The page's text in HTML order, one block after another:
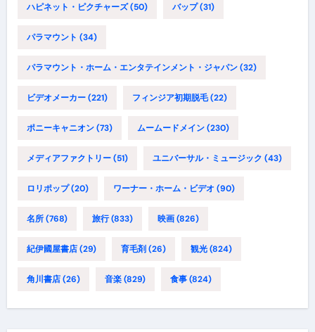
ハピネット・ピクチャーズ(50) バップ(31)
パラマウント (34)
パラマウント・ホーム・エンタテインメント・ジャパン(32)
ビデオメーカー(221) フィンジア初期脱毛(22)
ポニーキャニオン(73) ムームードメイン(230)
メディアファクトリー(51) ユニバーサル・ミュージック (43)
ロリポップ(20) ワーナー・ホーム・ビデオ (90)
名所(768) 旅行(833) 映画(826)
紀伊國屋書店(29) 育毛剤(26) 観光(824)
角川書店(26) 音楽(829) 食事(824)